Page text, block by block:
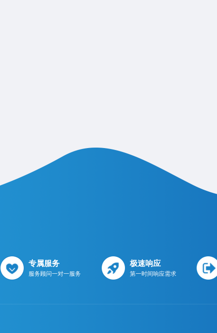
专属服务
服务顾问一对一服务
极速响应
第一时间响应需求